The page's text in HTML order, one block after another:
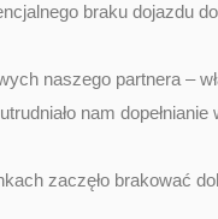
braku dojazdu
naszego partnera
nam
zaczęło brakować